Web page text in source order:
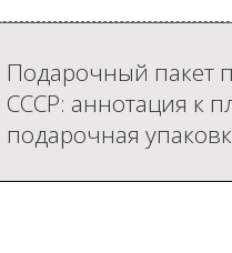
Подарочный пакет
СССР: аннотация к
подарочная